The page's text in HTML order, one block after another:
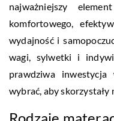
najważniejszy
komfortowego,
wydajność i
wagi, sylwetki i
prawdziwa
wybrać, aby skorzystały